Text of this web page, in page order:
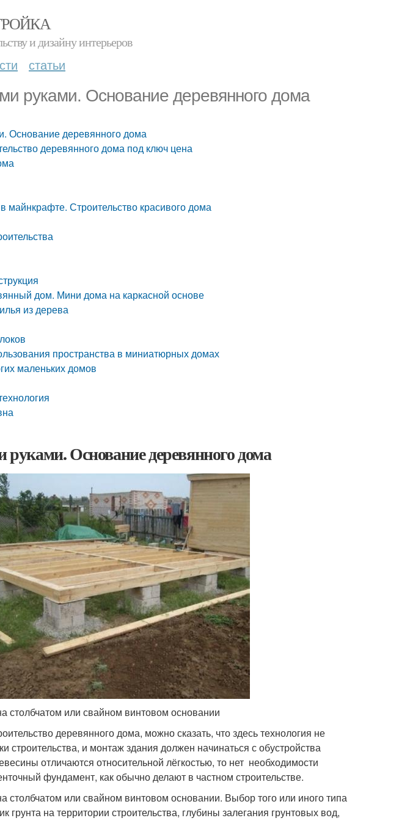
и дизайну интерьеров
статьи
руками. Основание деревянного дома
Основание деревянного дома
деревянного дома под ключ цена
майнкрафте. Строительство красивого дома
дом. Мини дома на каркасной основе
из дерева
пространства в миниатюрных домах
маленьких домов
Основание деревянного дома
столбчатом или свайном винтовом основании
деревянного дома, можно сказать, что здесь технология не
строительства, и монтаж здания должен начинаться с обустройства
отличаются относительной лёгкостью, то нет необходимости
фундамент, как обычно делают в частном строительстве.
или свайном винтовом основании. Выбор того или иного типа
грунта на территории строительства, глубины залегания грунтовых вод,